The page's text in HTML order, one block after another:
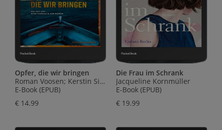
Opfer, die wir bringen
Roman Voosen; Kerstin Signe Danielsson
E-Book (EPUB)
€ 14.99
Die Frau im Schrank
Jacqueline Kornmüller
E-Book (EPUB)
€ 19.99